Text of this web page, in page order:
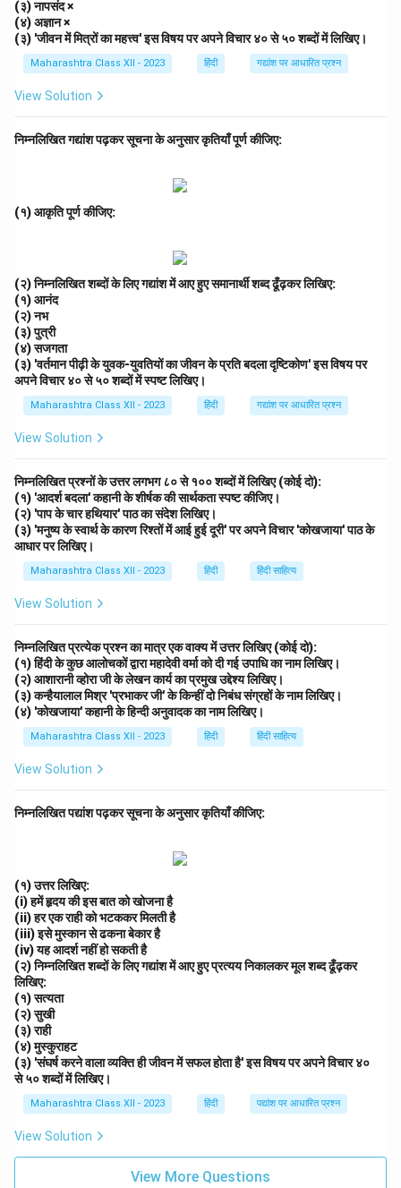
(4) "एक प्राण में दो तलवारें..." — यहाँ रूपक के माध्यम से यह बताया
गया है कि एक मन में दो प्रेम नहीं रह सकते, अतः रूपक अलंकारहै।
प्रत्येक पंक्ति में प्रयुक्त अलंकार कवि की कल्पनाशक्ति और भाषा की
सुंदरता को उजागर करता है।
(३) नापसंद ×
(४) अज्ञान ×
(३) 'जीवन में मित्रों का महत्त्व' इस विषय पर अपने विचार ४० से ५० शब्दों में लिखिए।
Maharashtra Class XII - 2023 हिंदी गद्यांश पर आधारित प्रश्न
View Solution
निम्नलिखित गद्यांश पढ़कर सूचना के अनुसार कृतियाँ पूर्ण कीजिए:
(१) आकृति पूर्ण कीजिए:
(२) निम्नलिखित शब्दों के लिए गद्यांश में आए हुए समानार्थी शब्द ढूँढ़कर लिखिए:
(१) आनंद
(२) नभ
(३) पुत्री
(४) सजगता
(३) 'वर्तमान पीढ़ी के युवक-युवतियों का जीवन के प्रति बदला दृष्टिकोण' इस विषय पर
अपने विचार ४० से ५० शब्दों में स्पष्ट लिखिए।
Maharashtra Class XII - 2023 हिंदी गद्यांश पर आधारित प्रश्न
View Solution
निम्नलिखित प्रश्नों के उत्तर लगभग ८० से १०० शब्दों में लिखिए (कोई दो):
(१) 'आदर्श बदला' कहानी के शीर्षक की सार्थकता स्पष्ट कीजिए।
(२) 'पाप के चार हथियार' पाठ का संदेश लिखिए।
(३) 'मनुष्य के स्वार्थ के कारण रिश्तों में आई हुई दूरी' पर अपने विचार 'कोखजाया' पाठ के
आधार पर लिखिए।
Maharashtra Class XII - 2023 हिंदी हिंदी साहित्य
View Solution
निम्नलिखित प्रत्येक प्रश्न का मात्र एक वाक्य में उत्तर लिखिए (कोई दो):
(१) हिंदी के कुछ आलोचकों द्वारा महादेवी वर्मा को दी गई उपाधि का नाम लिखिए।
(२) आशारानी व्होरा जी के लेखन कार्य का प्रमुख उद्देश्य लिखिए।
(३) कन्हैयालाल मिश्र 'प्रभाकर जी' के किन्हीं दो निबंध संग्रहों के नाम लिखिए।
(४) 'कोखजाया' कहानी के हिन्दी अनुवादक का नाम लिखिए।
Maharashtra Class XII - 2023 हिंदी हिंदी साहित्य
View Solution
निम्नलिखित पद्यांश पढ़कर सूचना के अनुसार कृतियाँ कीजिए:
(१) उत्तर लिखिए:
(i) हमें हृदय की इस बात को खोजना है
(ii) हर एक राही को भटककर मिलती है
(iii) इसे मुस्कान से ढकना बेकार है
(iv) यह आदर्श नहीं हो सकती है
(२) निम्नलिखित शब्दों के लिए गद्यांश में आए हुए प्रत्यय निकालकर मूल शब्द ढूँढ़कर
लिखिए:
(१) सत्यता
(२) सुखी
(३) राही
(४) मुस्कुराहट
(३) 'संघर्ष करने वाला व्यक्ति ही जीवन में सफल होता है' इस विषय पर अपने विचार ४०
से ५० शब्दों में लिखिए।
Maharashtra Class XII - 2023 हिंदी पद्यांश पर आधारित प्रश्न
View Solution
View More Questions